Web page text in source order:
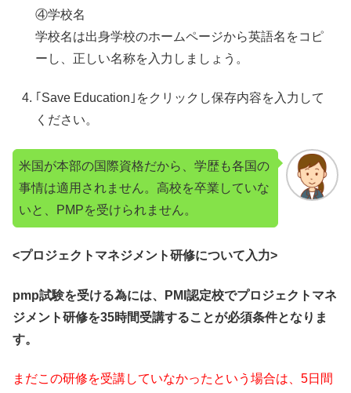
④学校名
学校名は出身学校のホームページから英語名をコピ
ーし、正しい名称を入力しましょう。
｢Save Education｣をクリックし保存内容を入力して
ください。
米国が本部の国際資格だから、学歴も各国の
事情は適用されません。高校を卒業していな
いと、PMPを受けられません。
<プロジェクトマネジメント研修について入力>
pmp試験を受ける為には、PMI認定校でプロジェクトマネ
ジメント研修を35時間受講することが必須条件となりま
す。
まだこの研修を受講していなかったという場合は、5日間